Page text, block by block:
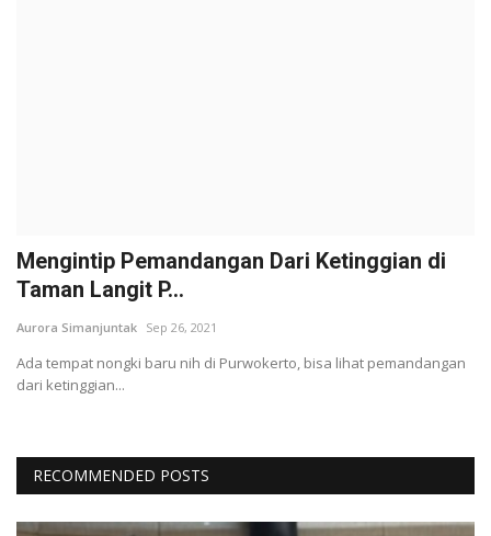
Mengintip Pemandangan Dari Ketinggian di
Taman Langit P...
Aurora Simanjuntak Sep 26, 2021
Ada tempat nongki baru nih di Purwokerto, bisa lihat pemandangan
dari ketinggian...
RECOMMENDED POSTS